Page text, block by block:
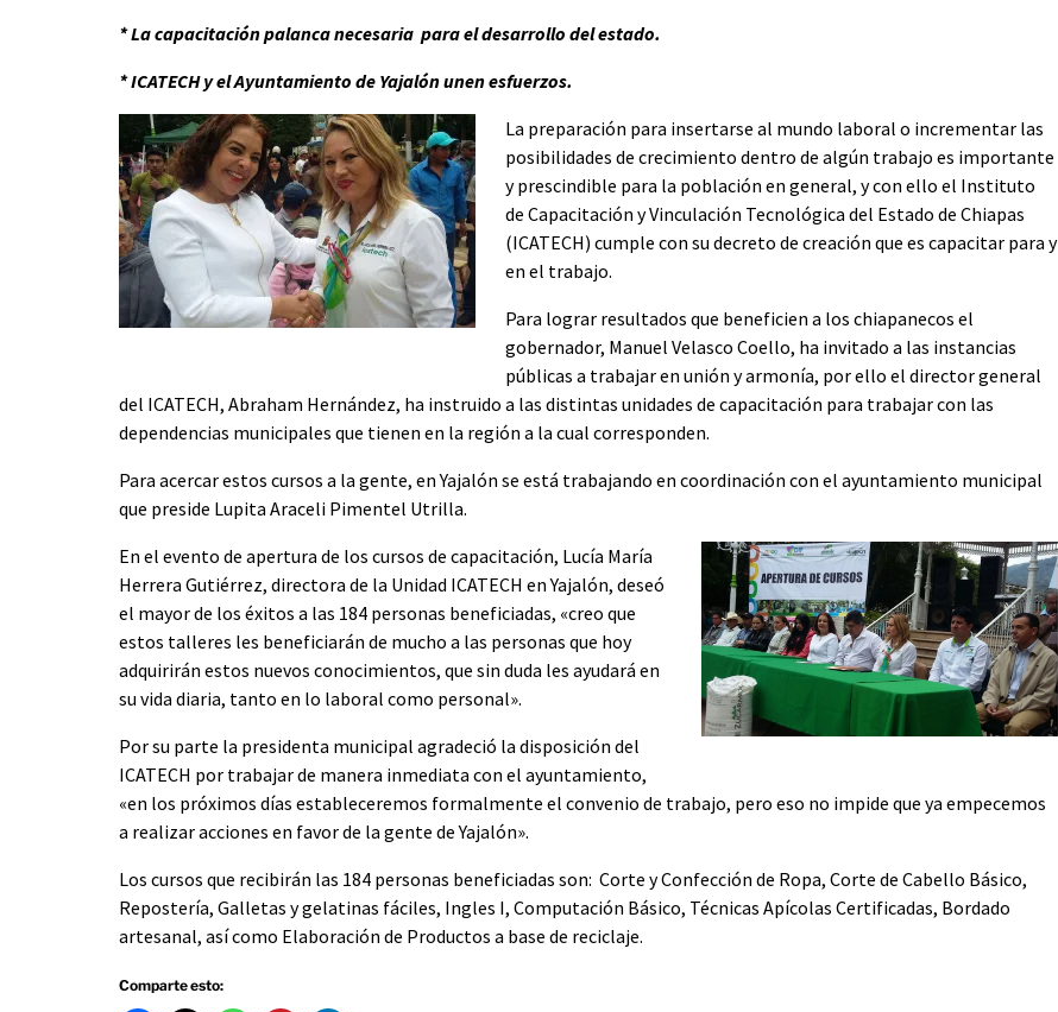
* La capacitación palanca necesaria para el desarrollo del estado.
* ICATECH y el Ayuntamiento de Yajalón unen esfuerzos.
La preparación para insertarse al mundo laboral o incrementar las
posibilidades de crecimiento dentro de algún trabajo es importante
y prescindible para la población en general, y con ello el Instituto
de Capacitación y Vinculación Tecnológica del Estado de Chiapas
(ICATECH) cumple con su decreto de creación que es capacitar para y
en el trabajo.
Para lograr resultados que beneficien a los chiapanecos el
gobernador, Manuel Velasco Coello, ha invitado a las instancias
públicas a trabajar en unión y armonía, por ello el director general
del ICATECH, Abraham Hernández, ha instruido a las distintas unidades de capacitación para trabajar con las
dependencias municipales que tienen en la región a la cual corresponden.
Para acercar estos cursos a la gente, en Yajalón se está trabajando en coordinación con el ayuntamiento municipal
que preside Lupita Araceli Pimentel Utrilla.
En el evento de apertura de los cursos de capacitación, Lucía María
Herrera Gutiérrez, directora de la Unidad ICATECH en Yajalón, deseó
el mayor de los éxitos a las 184 personas beneficiadas, «creo que
estos talleres les beneficiarán de mucho a las personas que hoy
adquirirán estos nuevos conocimientos, que sin duda les ayudará en
su vida diaria, tanto en lo laboral como personal».
Por su parte la presidenta municipal agradeció la disposición del
ICATECH por trabajar de manera inmediata con el ayuntamiento,
«en los próximos días estableceremos formalmente el convenio de trabajo, pero eso no impide que ya empecemos
a realizar acciones en favor de la gente de Yajalón».
Los cursos que recibirán las 184 personas beneficiadas son: Corte y Confección de Ropa, Corte de Cabello Básico,
Repostería, Galletas y gelatinas fáciles, Ingles I, Computación Básico, Técnicas Apícolas Certificadas, Bordado
artesanal, así como Elaboración de Productos a base de reciclaje.
Comparte esto: